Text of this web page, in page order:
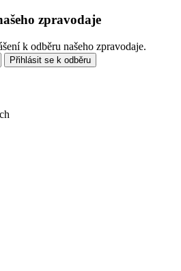
zpravodaje
k odběru našeho zpravodaje.
Přihlásit se k odběru